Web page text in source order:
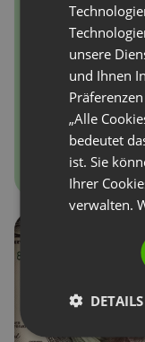
unsere
und Ihnen
„Alle
bedeutet
ist. Sie
Ihrer
verwalten.